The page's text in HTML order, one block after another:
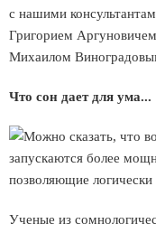
с нашими
Григорием
Михаилом
Что сон дает для ума...
Можно сказать, что
запускаются более
позволяющие
Ученые из